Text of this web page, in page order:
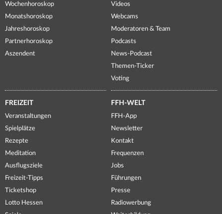
Wochenhoroskop
Monatshoroskop
Jahreshoroskop
Partnerhoroskop
Aszendent
Videos
Webcams
Moderatoren & Team
Podcasts
News-Podcast
Themen-Ticker
Voting
FREIZEIT
Veranstaltungen
Spielplätze
Rezepte
Meditation
Ausflugsziele
Freizeit-Tipps
Ticketshop
Lotto Hessen
FFH-WELT
FFH-App
Newsletter
Kontakt
Frequenzen
Jobs
Führungen
Presse
Radiowerbung